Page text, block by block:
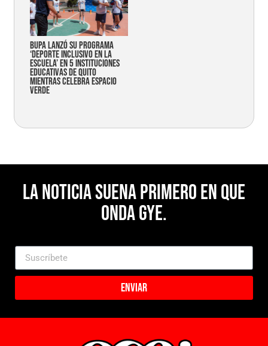
Bupa lanzó su programa
‘Deporte Inclusivo en la
Escuela’ en 5 instituciones
educativas de Quito
mientras celebra espacio
verde
La noticia suena primero en Que
Onda Gye.
Enviar